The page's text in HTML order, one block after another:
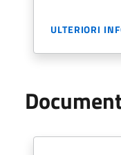
ULTERIORI